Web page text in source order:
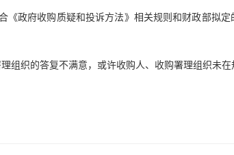
政府收购质疑和投诉方法》相关规则和财政部拟定
织的答复不满意，或许收购人、收购署理组织未在